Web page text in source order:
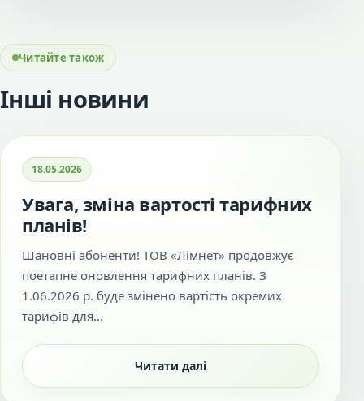
Читайте також
Інші новини
18.05.2026
Увага, зміна вартості тарифних
планів!
Шановні абоненти! ТОВ «Лімнет» продовжує
поетапне оновлення тарифних планів. З
1.06.2026 р. буде змінено вартість окремих
тарифів для...
Читати далі